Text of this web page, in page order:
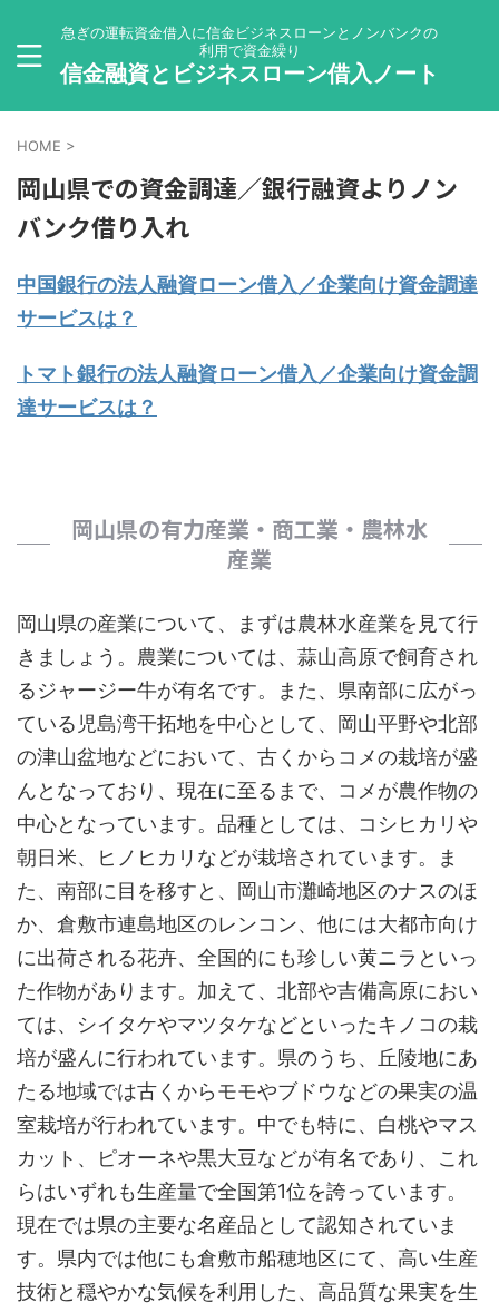
急ぎの運転資金借入に信金ビジネスローンとノンバンクの
利用で資金繰り
信金融資とビジネスローン借入ノート
HOME >
岡山県での資金調達／銀行融資よりノン
バンク借り入れ
中国銀行の法人融資ローン借入／企業向け資金調達
サービスは？
トマト銀行の法人融資ローン借入／企業向け資金調
達サービスは？
岡山県の有力産業・商工業・農林水
産業
岡山県の産業について、まずは農林水産業を見て行
きましょう。農業については、蒜山高原で飼育され
るジャージー牛が有名です。また、県南部に広がっ
ている児島湾干拓地を中心として、岡山平野や北部
の津山盆地などにおいて、古くからコメの栽培が盛
んとなっており、現在に至るまで、コメが農作物の
中心となっています。品種としては、コシヒカリや
朝日米、ヒノヒカリなどが栽培されています。ま
た、南部に目を移すと、岡山市灘崎地区のナスのほ
か、倉敷市連島地区のレンコン、他には大都市向け
に出荷される花卉、全国的にも珍しい黄ニラといっ
た作物があります。加えて、北部や吉備高原におい
ては、シイタケやマツタケなどといったキノコの栽
培が盛んに行われています。県のうち、丘陵地にあ
たる地域では古くからモモやブドウなどの果実の温
室栽培が行われています。中でも特に、白桃やマス
カット、ピオーネや黒大豆などが有名であり、これ
らはいずれも生産量で全国第1位を誇っています。
現在では県の主要な名産品として認知されていま
す。県内では他にも倉敷市船穂地区にて、高い生産
技術と穏やかな気候を利用した、高品質な果実を生